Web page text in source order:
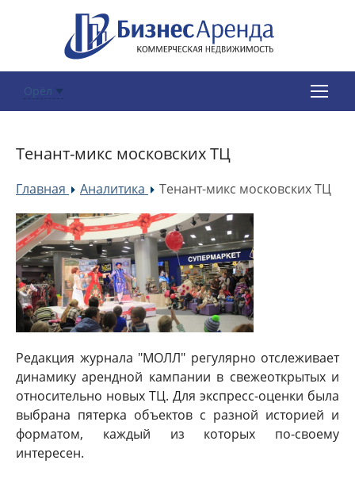
Орёл
Тенант-микс московских ТЦ
Главная »
Аналитика »
Тенант-микс московских ТЦ
Редакция журнала "МОЛЛ" регулярно отслеживает
динамику арендной кампании в свежеоткрытых и
относительно новых ТЦ. Для экспресс-оценки была
выбрана пятерка объектов с разной историей и
форматом, каждый из которых по-своему
интересен.